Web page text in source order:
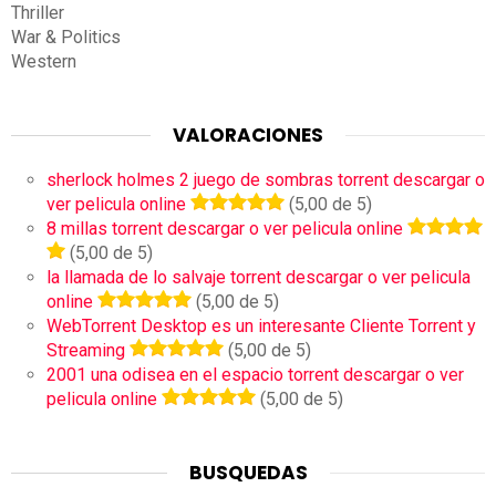
Thriller
War & Politics
Western
VALORACIONES
sherlock holmes 2 juego de sombras torrent descargar o
ver pelicula online
(5,00 de 5)
8 millas torrent descargar o ver pelicula online
(5,00 de 5)
la llamada de lo salvaje torrent descargar o ver pelicula
online
(5,00 de 5)
WebTorrent Desktop es un interesante Cliente Torrent y
Streaming
(5,00 de 5)
2001 una odisea en el espacio torrent descargar o ver
pelicula online
(5,00 de 5)
BUSQUEDAS